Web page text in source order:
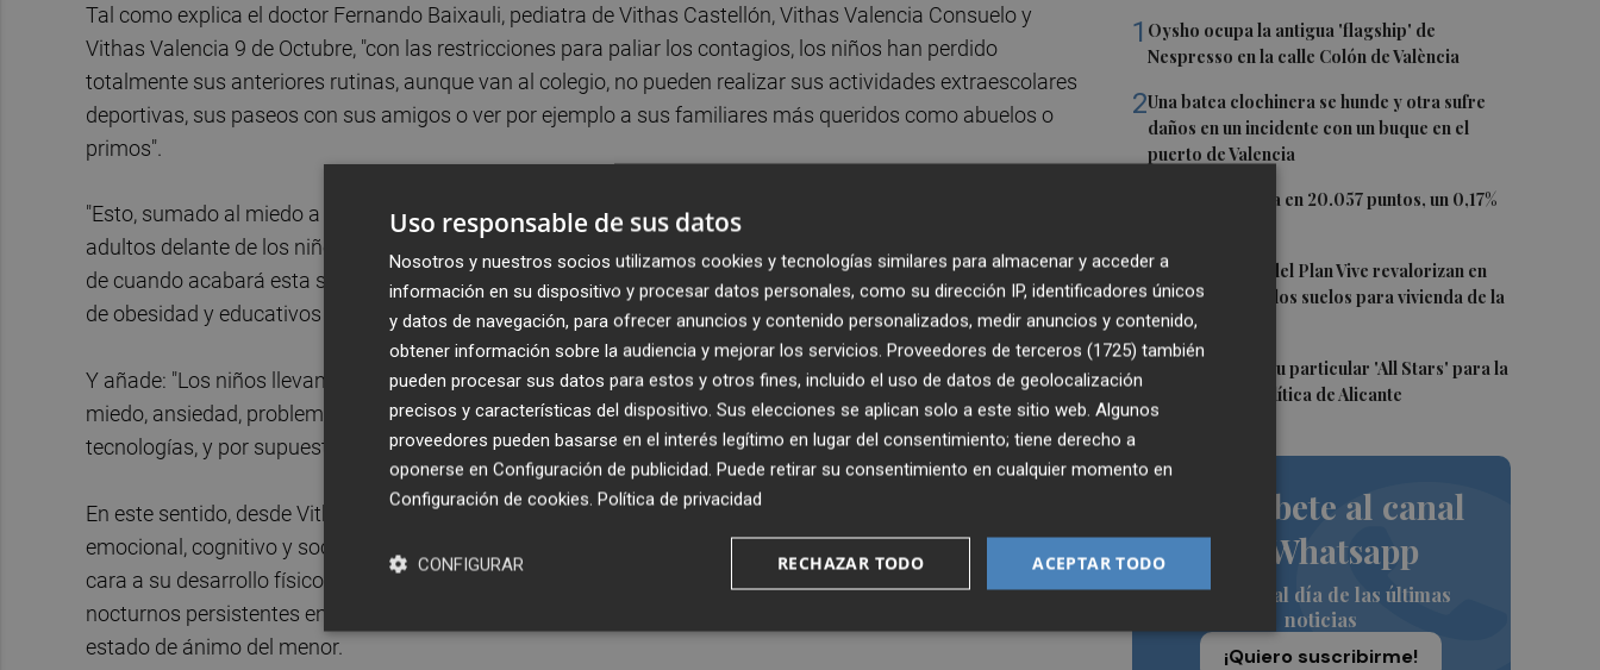
1 Oysho ocupa la antigua 'flagship' de
Nespresso en la calle Colón de València
2Una batea clochinera se hunde y otra sufre
daños en un incidente con un buque en el
puerto de Valencia
El Ibex 35 cierra en 20.057 puntos, un 0,17%
4Los concursos del Plan Vive revalorizan en
casi 12 millones los suelos para vivienda de la
Generalitat
5
El PSPV ultima su particular 'All Stars' para la
Conferencia Política de Alicante
Suscríbete al canal
de Whatsapp
Siempre al día de las últimas
noticias
¡Quiero suscribirme!
Tal como explica el doctor Fernando Baixauli, pediatra de Vithas Castellón, Vithas Valencia Consuelo y
Vithas Valencia 9 de Octubre, "con las restricciones para paliar los contagios, los niños han perdido
totalmente sus anteriores rutinas, aunque van al colegio, no pueden realizar sus actividades extraescolares
deportivas, sus paseos con sus amigos o ver por ejemplo a sus familiares más queridos como abuelos o
primos".
"Esto, sumado al miedo a la enfermedad, la angustia por los familiares enfermos, los comentarios de los
adultos delante de los niños, las noticias constantes sobre el número de fallecidos y el no recibir respuesta
de cuando acabará esta situación, aumentan estos trastornos y está ocasionando problemas de ansiedad,
de obesidad y educativos para los más pequeños", señala el especialista.
Y añade: "Los niños llevan experimentando durante más de 12 meses emociones como incertidumbre,
miedo, ansiedad, problemas de conducta, irritabilidad, desobediencia, enuresis, abuso de las nuevas
tecnologías, y por supuesto, problemas del sueño".
En este sentido, desde Vithas apuntan que un sueño de mala calidad puede afectar al desarrollo físico,
emocional, cognitivo y social de los niños. La salud del sueño en los niños es un factor muy importante de
cara a su desarrollo físico y psicológico. Por lo tanto, un problema en la conciliación del sueño o los terrores
nocturnos persistentes en la infancia puede llegar a afectar a la concentración, el aprendizaje e, incluso, el
estado de ánimo del menor.
Uso responsable de sus datos
Nosotros y nuestros socios utilizamos cookies y tecnologías similares para almacenar y acceder a
información en su dispositivo y procesar datos personales, como su dirección IP, identificadores únicos
y datos de navegación, para ofrecer anuncios y contenido personalizados, medir anuncios y contenido,
obtener información sobre la audiencia y mejorar los servicios. Proveedores de terceros (1725) también
pueden procesar sus datos para estos y otros fines, incluido el uso de datos de geolocalización
precisos y características del dispositivo. Sus elecciones se aplican solo a este sitio web. Algunos
proveedores pueden basarse en el interés legítimo en lugar del consentimiento; tiene derecho a
oponerse en Configuración de publicidad. Puede retirar su consentimiento en cualquier momento en
Configuración de cookies. Política de privacidad
ACEPTAR TODO
RECHAZAR TODO
CONFIGURAR